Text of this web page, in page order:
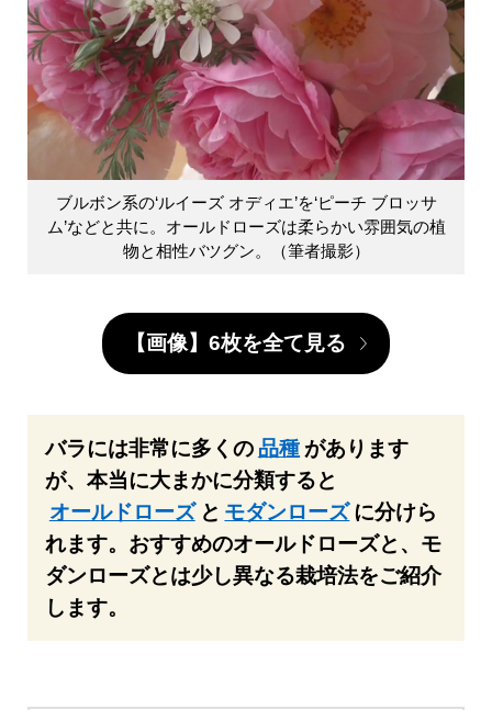
ブルボン系の‘ルイーズ オディエ’を‘ピーチ ブロッサ
ム’などと共に。オールドローズは柔らかい雰囲気の植
物と相性バツグン。（筆者撮影）
【画像】6枚を全て見る
バラには非常に多くの 品種 があります
が、本当に大まかに分類すると
オールドローズ と モダンローズ に分けら
れます。おすすめのオールドローズと、モ
ダンローズとは少し異なる栽培法をご紹介
します。